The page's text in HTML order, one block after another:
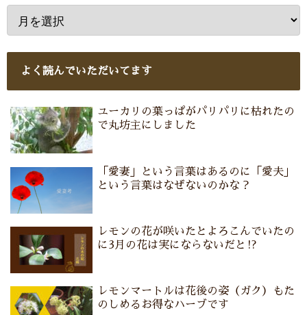
よく読んでいただいてます
ユーカリの葉っぱがパリパリに枯れたの
で丸坊主にしました
「愛妻」という言葉はあるのに「愛夫」
という言葉はなぜないのかな？
レモンの花が咲いたとよろこんでいたの
に3月の花は実にならないだと⁉
レモンマートルは花後の姿（ガク）もた
のしめるお得なハーブです